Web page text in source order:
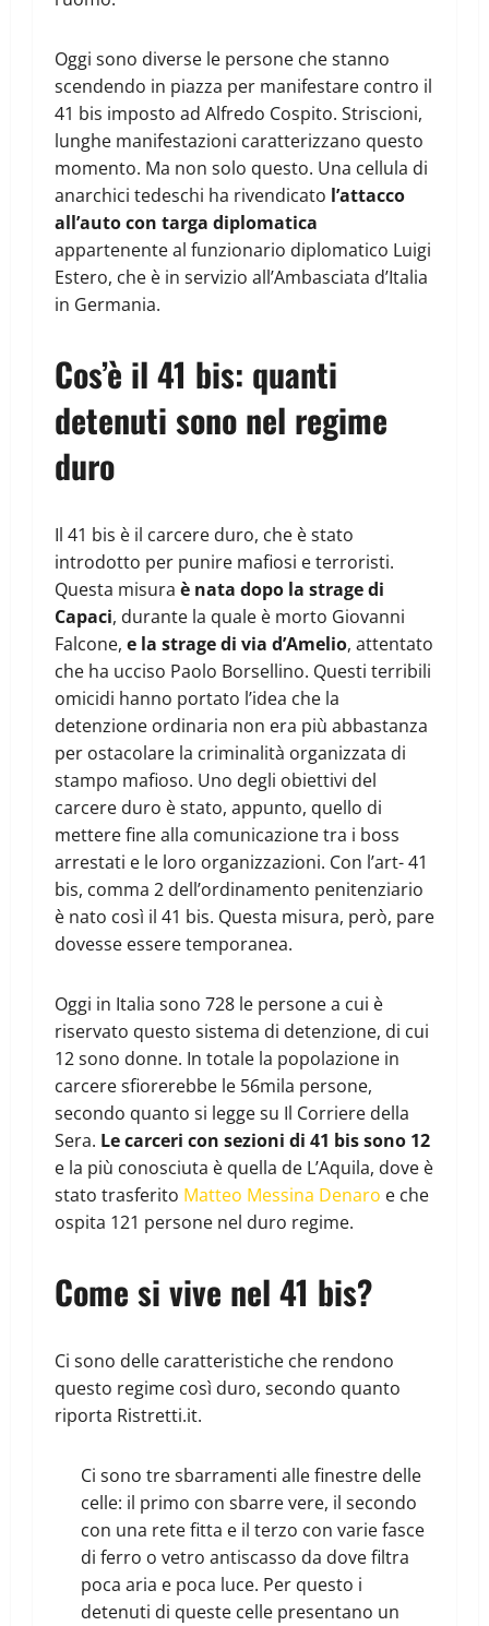
Oggi sono diverse le persone che stanno
scendendo in piazza per manifestare contro il
41 bis imposto ad Alfredo Cospito. Striscioni,
lunghe manifestazioni caratterizzano questo
momento. Ma non solo questo. Una cellula di
anarchici tedeschi ha rivendicato l’attacco
all’auto con targa diplomatica
appartenente al funzionario diplomatico Luigi
Estero, che è in servizio all’Ambasciata d’Italia
in Germania.
Cos’è il 41 bis: quanti
detenuti sono nel regime
duro
Il 41 bis è il carcere duro, che è stato
introdotto per punire mafiosi e terroristi.
Questa misura è nata dopo la strage di
Capaci, durante la quale è morto Giovanni
Falcone, e la strage di via d’Amelio, attentato
che ha ucciso Paolo Borsellino. Questi terribili
omicidi hanno portato l’idea che la
detenzione ordinaria non era più abbastanza
per ostacolare la criminalità organizzata di
stampo mafioso. Uno degli obiettivi del
carcere duro è stato, appunto, quello di
mettere fine alla comunicazione tra i boss
arrestati e le loro organizzazioni. Con l’art- 41
bis, comma 2 dell’ordinamento penitenziario
è nato così il 41 bis. Questa misura, però, pare
dovesse essere temporanea.
Oggi in Italia sono 728 le persone a cui è
riservato questo sistema di detenzione, di cui
12 sono donne. In totale la popolazione in
carcere sfiorerebbe le 56mila persone,
secondo quanto si legge su Il Corriere della
Sera. Le carceri con sezioni di 41 bis sono 12
e la più conosciuta è quella de L’Aquila, dove è
stato trasferito Matteo Messina Denaro e che
ospita 121 persone nel duro regime.
Come si vive nel 41 bis?
Ci sono delle caratteristiche che rendono
questo regime così duro, secondo quanto
riporta Ristretti.it.
Ci sono tre sbarramenti alle finestre delle
celle: il primo con sbarre vere, il secondo
con una rete fitta e il terzo con varie fasce
di ferro o vetro antiscasso da dove filtra
poca aria e poca luce. Per questo i
detenuti di queste celle presentano un